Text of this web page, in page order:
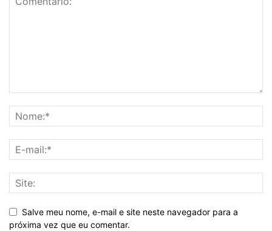
Salve meu nome, e-mail e site neste navegador para a
próxima vez que eu comentar.